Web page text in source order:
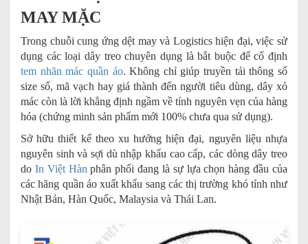
MAY MẶC
Trong chuỗi cung ứng dệt may và Logistics hiện đại, việc sử
dụng các loại dây treo chuyên dụng là bắt buộc để cố định
tem nhãn mác quần áo. Không chỉ giúp truyền tải thông số
size số, mã vạch hay giá thành đến người tiêu dùng, dây xỏ
mác còn là lời khẳng định ngầm về tính nguyên vẹn của hàng
hóa (chứng minh sản phẩm mới 100% chưa qua sử dụng).
Sở hữu thiết kế theo xu hướng hiện đại, nguyên liệu nhựa
nguyên sinh và sợi dù nhập khẩu cao cấp, các dòng dây treo
do In Việt Hàn phân phối đang là sự lựa chọn hàng đầu của
các hãng quần áo xuất khẩu sang các thị trường khó tính như
Nhật Bản, Hàn Quốc, Malaysia và Thái Lan.